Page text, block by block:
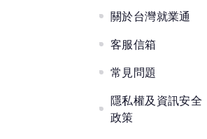
關於台灣就業通
客服信箱
常見問題
隱私權及資訊安全
政策